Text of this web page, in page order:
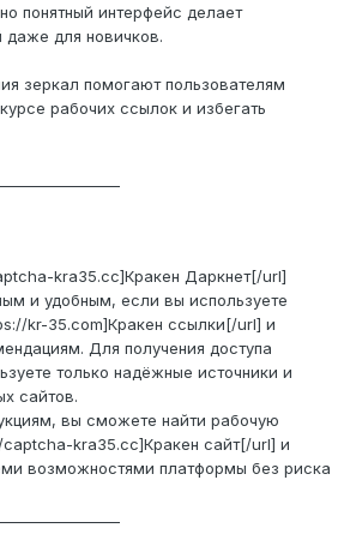
понятный интерфейс делает
даже для новичков.
зеркал помогают пользователям
рабочих ссылок и избегать
kra35.cc]Кракен Даркнет[/url]
и удобным, если вы используете
kr-35.com]Кракен ссылки[/url] и
Для получения доступа
только надёжные источники и
сайтов.
вы сможете найти рабочую
kra35.cc]Кракен сайт[/url] и
возможностями платформы без риска